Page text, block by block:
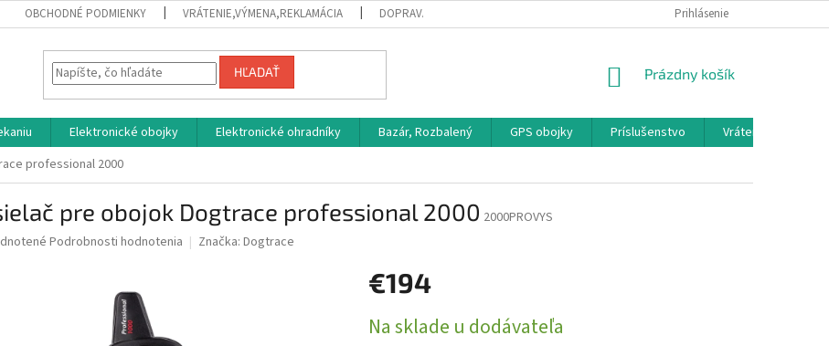
OBCHODNÉ PODMIENKY VRÁTENIE,VÝMENA,REKLAMÁCIA DOPRAVA A PLATBA PODMIENKY OCHRANY OSOBNÝCH ÚDAJOV
Prihlásenie
HĽADAŤ
NÁKUPNÝ
Prázdny košík
Elektronické obojky Elektronické ohradníky Bazár, Rozbalený GPS obojky Príslušenstvo
professional 2000
pre obojok Dogtrace professional 2000 2000PROVYS
Podrobnosti hodnotenia Značka: Dogtrace
€194
cena:
Na sklade u dodávateľa